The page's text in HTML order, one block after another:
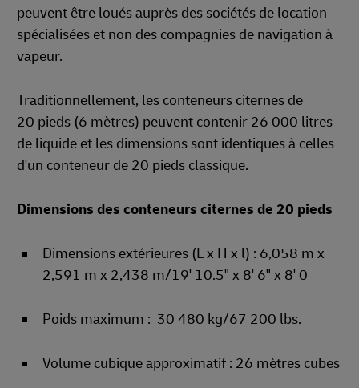
peuvent être loués auprès des sociétés de location
spécialisées et non des compagnies de navigation à
vapeur.
Traditionnellement, les conteneurs citernes de
20 pieds (6 mètres) peuvent contenir 26 000 litres
de liquide et les dimensions sont identiques à celles
d'un conteneur de 20 pieds classique.
Dimensions des conteneurs citernes de 20 pieds
Dimensions extérieures (L x H x l) : 6,058 m x
2,591 m x 2,438 m/19' 10.5" x 8' 6" x 8' 0
Poids maximum : 30 480 kg/67 200 lbs.
Volume cubique approximatif : 26 mètres cubes